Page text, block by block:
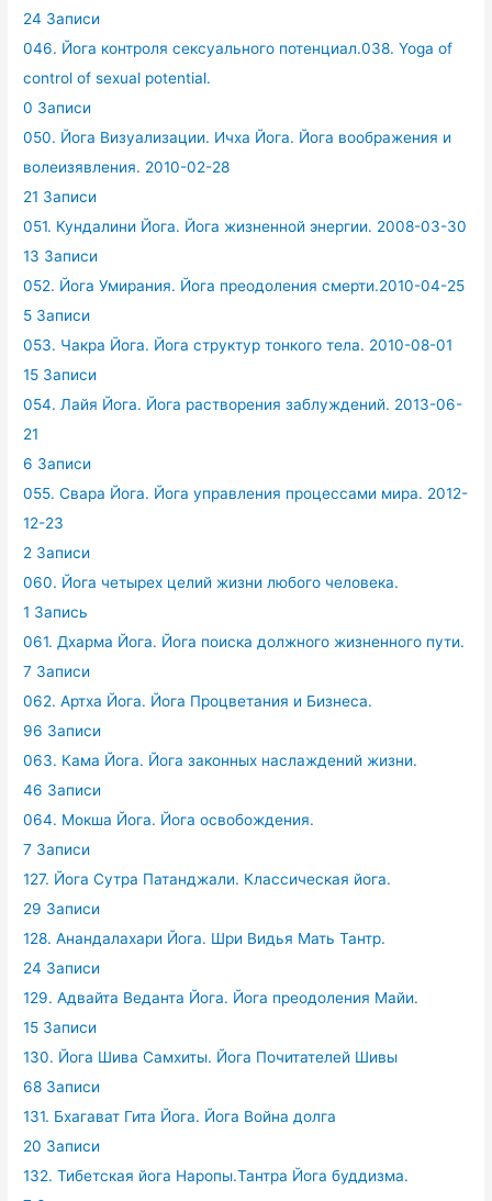
24 Записи
046. Йога контроля сексуального потенциал.038. Yoga of
control of sexual potential.
0 Записи
050. Йога Визуализации. Ичха Йога. Йога воображения и
волеизявления. 2010-02-28
21 Записи
051. Кундалини Йога. Йога жизненной энергии. 2008-03-30
13 Записи
052. Йога Умирания. Йога преодоления смерти.2010-04-25
5 Записи
053. Чакра Йога. Йога структур тонкого тела. 2010-08-01
15 Записи
054. Лайя Йога. Йога растворения заблуждений. 2013-06-
21
6 Записи
055. Свара Йога. Йога управления процессами мира. 2012-
12-23
2 Записи
060. Йога четырех целий жизни любого человека.
1 Запись
061. Дхарма Йога. Йога поиска должного жизненного пути.
7 Записи
062. Артха Йога. Йога Процветания и Бизнеса.
96 Записи
063. Кама Йога. Йога законных наслаждений жизни.
46 Записи
064. Мокша Йога. Йога освобождения.
7 Записи
127. Йога Сутра Патанджали. Классическая йога.
29 Записи
128. Анандалахари Йога. Шри Видья Мать Тантр.
24 Записи
129. Адвайта Веданта Йога. Йога преодоления Майи.
15 Записи
130. Йога Шива Самхиты. Йога Почитателей Шивы
68 Записи
131. Бхагават Гита Йога. Йога Война долга
20 Записи
132. Тибетская йога Наропы.Тантра Йога буддизма.